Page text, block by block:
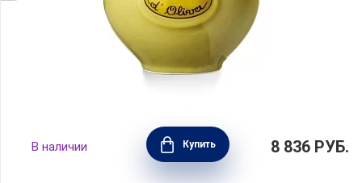
Бутылка для масла O'GREEN 750 мл,
керамика, Nuova Cer, Италия, 8851-VOL
В наличии Купить 8 836 РУБ.